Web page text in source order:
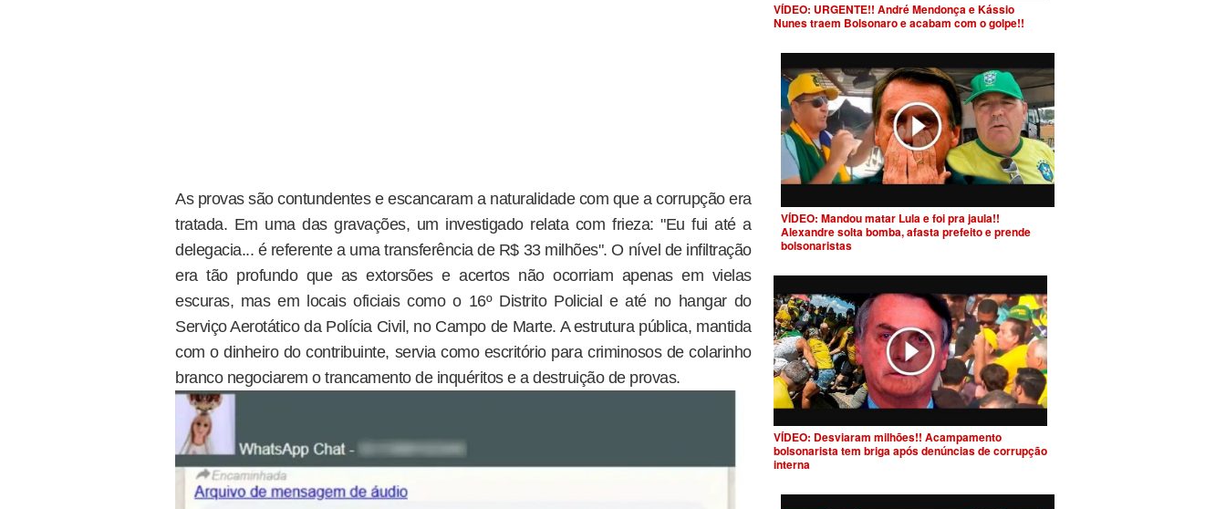
As provas são contundentes e escancaram a naturalidade com que a corrupção era
tratada. Em uma das gravações, um investigado relata com frieza: "Eu fui até a
delegacia... é referente a uma transferência de R$ 33 milhões". O nível de infiltração
era tão profundo que as extorsões e acertos não ocorriam apenas em vielas
escuras, mas em locais oficiais como o 16º Distrito Policial e até no hangar do
Serviço Aerotático da Polícia Civil, no Campo de Marte. A estrutura pública, mantida
com o dinheiro do contribuinte, servia como escritório para criminosos de colarinho
branco negociarem o trancamento de inquéritos e a destruição de provas.
VÍDEO: URGENTE!! André Mendonça e Kássio
Nunes traem Bolsonaro e acabam com o golpe!!
VÍDEO: Mandou matar Lula e foi pra jaula!!
Alexandre solta bomba, afasta prefeito e prende
bolsonaristas
VÍDEO: Desviaram milhões!! Acampamento
bolsonarista tem briga após denúncias de corrupção
interna